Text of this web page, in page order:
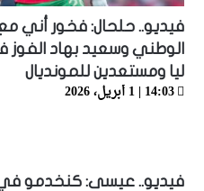
فيديو.. حلحال: فخور أني
الوطني وسعيد بهاد الفوز
ليا ومستعدين للمونديال
14:03 | 1 أبريل، 2026
فيديو.. عيسى: كنخدمو في